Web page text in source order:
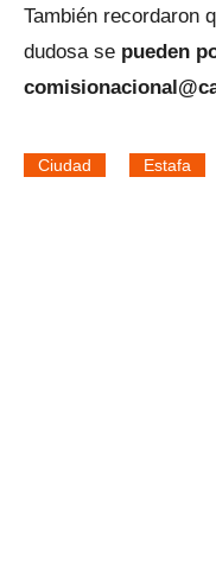
También recordaron
dudosa se pueden
Ciudad Estafa